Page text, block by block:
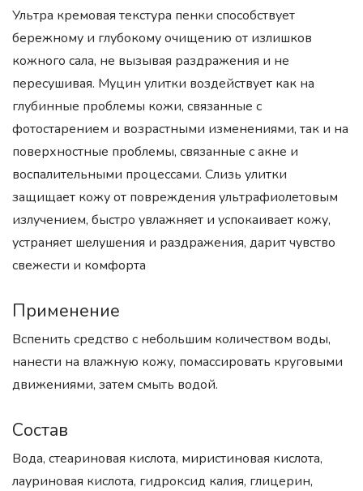
Ультра кремовая текстура пенки способствует
бережному и глубокому очищению от излишков
кожного сала, не вызывая раздражения и не
пересушивая. Муцин улитки воздействует как на
глубинные проблемы кожи, связанные с
фотостарением и возрастными изменениями, так и на
поверхностные проблемы, связанные с акне и
воспалительными процессами. Слизь улитки
защищает кожу от повреждения ультрафиолетовым
излучением, быстро увлажняет и успокаивает кожу,
устраняет шелушения и раздражения, дарит чувство
свежести и комфорта
Применение
Вспенить средство с небольшим количеством воды,
нанести на влажную кожу, помассировать круговыми
движениями, затем смыть водой.
Состав
Вода, стеариновая кислота, миристиновая кислота,
лауриновая кислота, гидроксид калия, глицерин,